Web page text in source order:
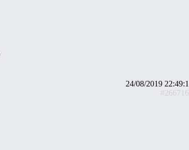
24/08/2019